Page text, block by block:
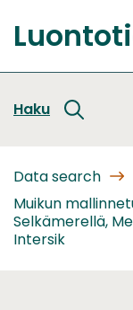
to
content
Front
Haku
Data search
Muikun
Selkämerellä,
Intersik